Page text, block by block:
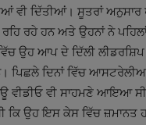
ਵੀ ਦਿੱਤੀਆਂ। ਸੂਤਰਾਂ ਅਨੁਸਾਰ
ਰਹੇ ਹਨ ਅਤੇ ਉਹਨਾਂ ਨੇ
ਵਿੱਚ ਉਹ ਆਪ ਦੇ ਦਿੱਲੀ
ਪਿਛਲੇ ਦਿਨਾਂ ਵਿੱਚ
ਵੀਡੀਓ ਵੀ ਸਾਹਮਣੇ ਆਇਆ
ਕਿ ਉਹ ਇਸ ਕੇਸ ਵਿੱਚ ਜ਼ਮਾਨਤ